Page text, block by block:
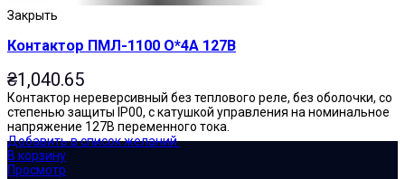
Закрыть
Контактор ПМЛ-1100 О*4А 127В
₴1,040.65
Контактор нереверсивный без теплового реле, без оболочки, со
степенью защиты IP00, с катушкой управления на номинальное
напряжение 127В переменного тока.
Добавить в список желаний
В корзину
Просмотр